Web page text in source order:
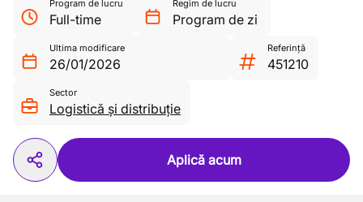
Program de lucru
Full-time
Regim de lucru
Program de zi
Ultima modificare
26/01/2026
Referință
451210
Sector
Logistică și distribuție
Aplică acum